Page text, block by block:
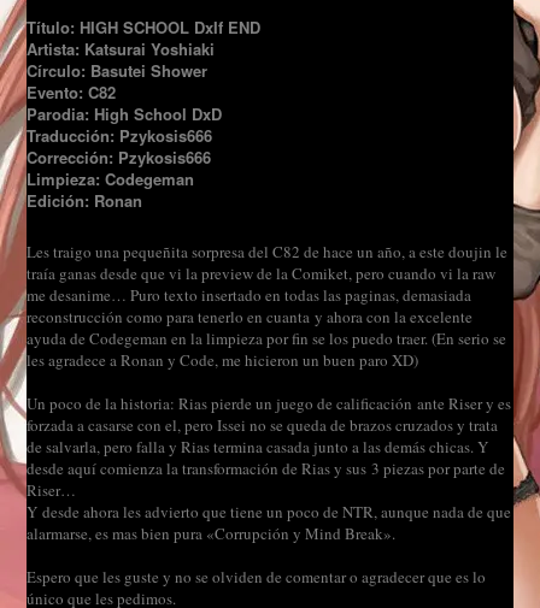
Título: HIGH SCHOOL DxIf END
Artista: Katsurai Yoshiaki
Círculo: Basutei Shower
Evento: C82
Parodia: High School DxD
Traducción: Pzykosis666
Corrección: Pzykosis666
Limpieza: Codegeman
Edición: Ronan
Les traigo una pequeñita sorpresa del C82 de hace un año, a este doujin le
traía ganas desde que vi la preview de la Comiket, pero cuando vi la raw
me desanime… Puro texto insertado en todas las paginas, demasiada
reconstrucción como para tenerlo en cuanta y ahora con la excelente
ayuda de Codegeman en la limpieza por fin se los puedo traer. (En serio se
les agradece a Ronan y Code, me hicieron un buen paro XD)
Un poco de la historia: Rias pierde un juego de calificación ante Riser y es
forzada a casarse con el, pero Issei no se queda de brazos cruzados y trata
de salvarla, pero falla y Rias termina casada junto a las demás chicas. Y
desde aquí comienza la transformación de Rias y sus 3 piezas por parte de
Riser…
Y desde ahora les advierto que tiene un poco de NTR, aunque nada de que
alarmarse, es mas bien pura «Corrupción y Mind Break».
Espero que les guste y no se olviden de comentar o agradecer que es lo
único que les pedimos.